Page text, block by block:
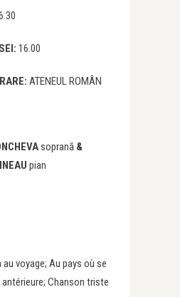
16.00​
ATENEUL ROMÂN
soprană &
pian
au voyage; Au pays où se
Chanson triste